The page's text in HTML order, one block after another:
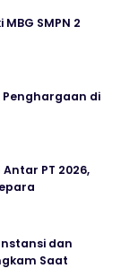
SMPN 2
Penghargaan di
PT 2026,
dan
Saat